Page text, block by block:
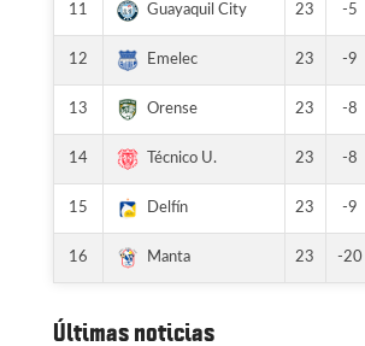
11 Guayaquil City 23 -5
12 Emelec 23 -9
13 Orense 23 -8
14 Técnico U. 23 -8
15 Delfín 23 -9
16 Manta 23 -20
Últimas noticias